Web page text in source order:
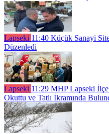
Lapseki 11:40 Küçük Sanayi
Düzenledi
Lapseki 11:29 MHP Lapseki
Okuttu ve Tatlı İkramında